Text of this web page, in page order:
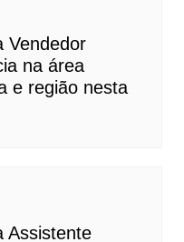
Vendedor
na área
e região nesta
Assistente